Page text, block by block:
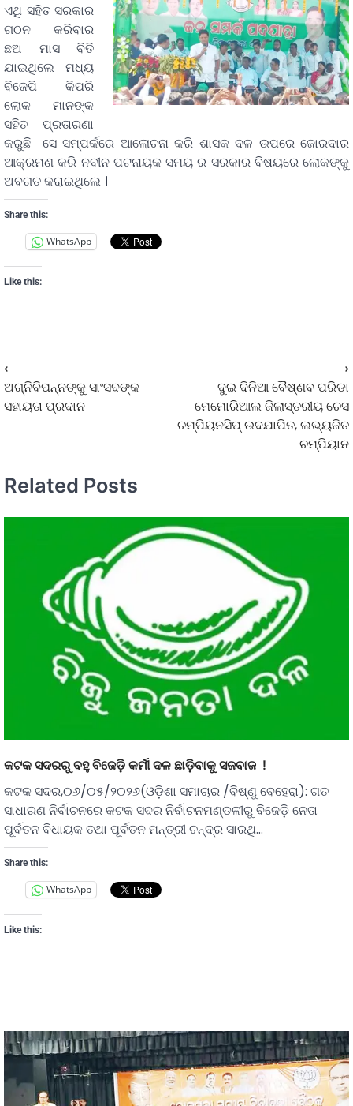
ଏଥି ସହିତ ସରକାର
ଗଠନ କରିବାର
ଛଅ ମାସ ବିତି
ଯାଇଥିଲେ ମଧ୍ୟ
ବିଜେପି କିପରି
ଲୋକ ମାନଙ୍କ
ସହିତ ପ୍ରତାରଣା
କରୁଛି ସେ ସମ୍ପର୍କରେ ଆଲୋଚନା କରି ଶାସକ ଦଳ ଉପରେ ଜୋରଦାର
ଆକ୍ରମଣ କରି ନବୀନ ପଟନାୟକ ସମୟ ର ସରକାର ବିଷୟରେ ଲୋକଙ୍କୁ
ଅବଗତ କରାଇଥିଲେ ।
Share this:
WhatsApp
Like this:
⟵
ଅଗ୍ନିବିପନ୍ନଙ୍କୁ ସାଂସଦଙ୍କ
ସହାୟତା ପ୍ରଦାନ
ଦୁଇ ଦିନିଆ ବୈଷ୍ଣବ ପରିଡା
ମେମୋରିଆଲ ଜିଲାସ୍ତରୀୟ ଚେସ
ଚମ୍ପିୟନସିପ୍ ଉଦଯାପିତ, ଲଭ୍ୟଜିତ
ଚମ୍ପିୟାନ
⟶
Related Posts
କଟକ ସଦରରୁ ବହୁ ବିଜେଡ଼ି କର୍ମୀ ଦଳ ଛାଡ଼ିବାକୁ ସଜବାଜ !
କଟକ ସଦର,୦୬/୦୫/୨୦୨୬(ଓଡ଼ିଶା ସମାଚାର /ବିଷ୍ଣୁ ବେହେରା): ଗତ
ସାଧାରଣ ନିର୍ବାଚନରେ କଟକ ସଦର ନିର୍ବାଚନମଣ୍ଡଳୀରୁ ବିଜେଡ଼ି ନେତା
ପୂର୍ବତନ ବିଧାୟକ ତଥା ପୂର୍ବତନ ମନ୍ତ୍ରୀ ଚନ୍ଦ୍ର ସାରଥି…
Share this:
WhatsApp
Like this: